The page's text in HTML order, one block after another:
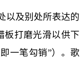
以及别处所表达的
板打磨光滑以供下
一笔勾销”）。歌